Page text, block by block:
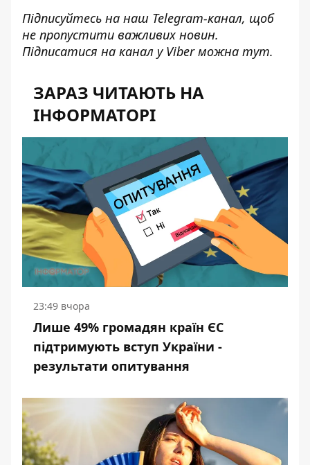
Підписуйтесь на наш Telegram-канал, щоб
не пропустити важливих новин.
Підписатися на канал у Viber можна тут.
ЗАРАЗ ЧИТАЮТЬ НА
ІНФОРМАТОРІ
23:49 вчора
Лише 49% громадян країн ЄС
підтримують вступ України -
результати опитування